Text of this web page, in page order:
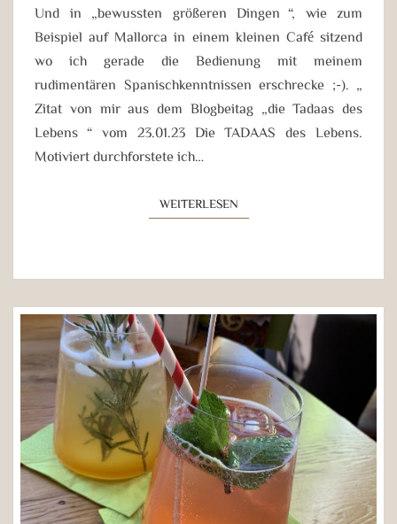
Und in „bewussten größeren Dingen“, wie zum
Beispiel auf Mallorca in einem kleinen Café sitzend
wo ich gerade die Bedienung mit meinem
rudimentären Spanischkenntnissen erschrecke ;-). „
Zitat von mir aus dem Blogbeitag „die Tadaas des
Lebens“ vom 23.01.23 Die TADAAS des Lebens.
Motiviert durchforstete ich…
WEITERLESENWEITERLESEN